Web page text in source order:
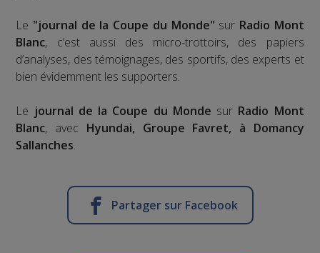
Le "journal de la Coupe du Monde" sur Radio Mont
Blanc, c’est aussi des micro-trottoirs, des papiers
d’analyses, des témoignages, des sportifs, des experts et
bien évidemment les supporters.
Le journal de la Coupe du Monde sur Radio Mont
Blanc, avec Hyundai, Groupe Favret, à Domancy
Sallanches.
Partager sur Facebook